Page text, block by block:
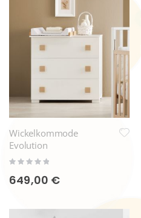
Wickelkommode
Evolution
Rating:
649,00 €